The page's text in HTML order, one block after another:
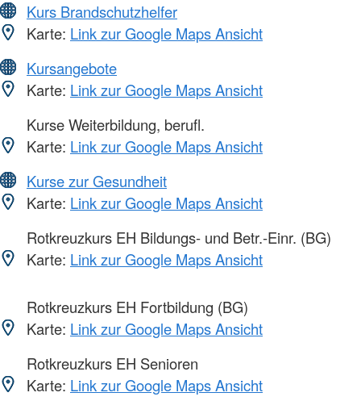
Kurs Brandschutzhelfer
Karte: Link zur Google Maps Ansicht
Kursangebote
Karte: Link zur Google Maps Ansicht
Kurse Weiterbildung, berufl.
Karte: Link zur Google Maps Ansicht
Kurse zur Gesundheit
Karte: Link zur Google Maps Ansicht
Rotkreuzkurs EH Bildungs- und Betr.-Einr. (BG)
Karte: Link zur Google Maps Ansicht
Rotkreuzkurs EH Fortbildung (BG)
Karte: Link zur Google Maps Ansicht
Rotkreuzkurs EH Senioren
Karte: Link zur Google Maps Ansicht